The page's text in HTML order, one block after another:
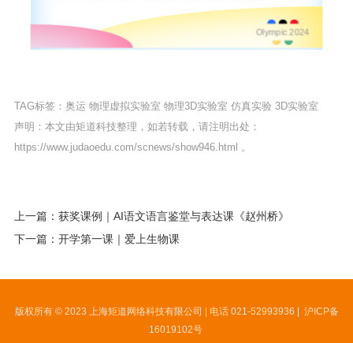
Olympic 2024
TAG标签： 奥运 物理虚拟实验室 物理3D实验室 仿真实验 3D实验室
声明：本文由矩道科技整理，如若转载，请注明出处：
https://www.judaoedu.com/scnews/show946.html 。
上一篇：获奖课例｜AI语文语言鉴堂与表达课《赵州桥》
下一篇：开学第一课｜爱上生物课
版权所有 © 2023 上海矩道网络科技有限公司 | 电话 021-52993936 | 沪ICP备
16019102号